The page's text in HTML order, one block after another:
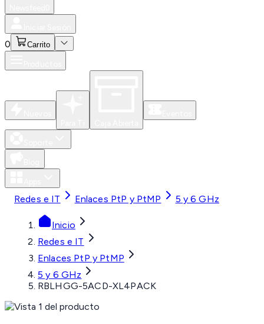
0 Carrito
Redes e IT Enlaces PtP y PtMP 5 y 6 GHz
Inicio
Redes e IT
Enlaces PtP y PtMP
5 y 6 GHz
RBLHGG-5ACD-XL4PACK